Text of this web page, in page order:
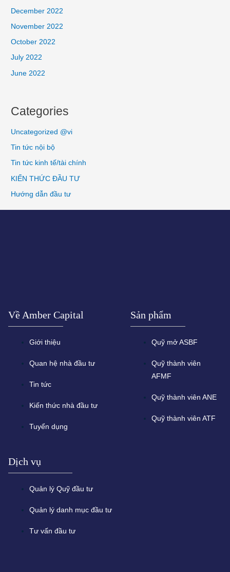
December 2022
November 2022
October 2022
July 2022
June 2022
Categories
Uncategorized @vi
Tin tức nội bộ
Tin tức kinh tế/tài chính
KIẾN THỨC ĐẦU TƯ
Hướng dẫn đầu tư
Về Amber Capital
Giới thiệu
Quan hệ nhà đầu tư
Tin tức
Kiến thức nhà đầu tư
Tuyển dụng
Sản phẩm
Quỹ mở ASBF
Quỹ thành viên
AFMF
Quỹ thành viên ANE
Quỹ thành viên ATF
Dịch vụ
Quản lý Quỹ đầu tư
Quản lý danh mục đầu tư
Tư vấn đầu tư